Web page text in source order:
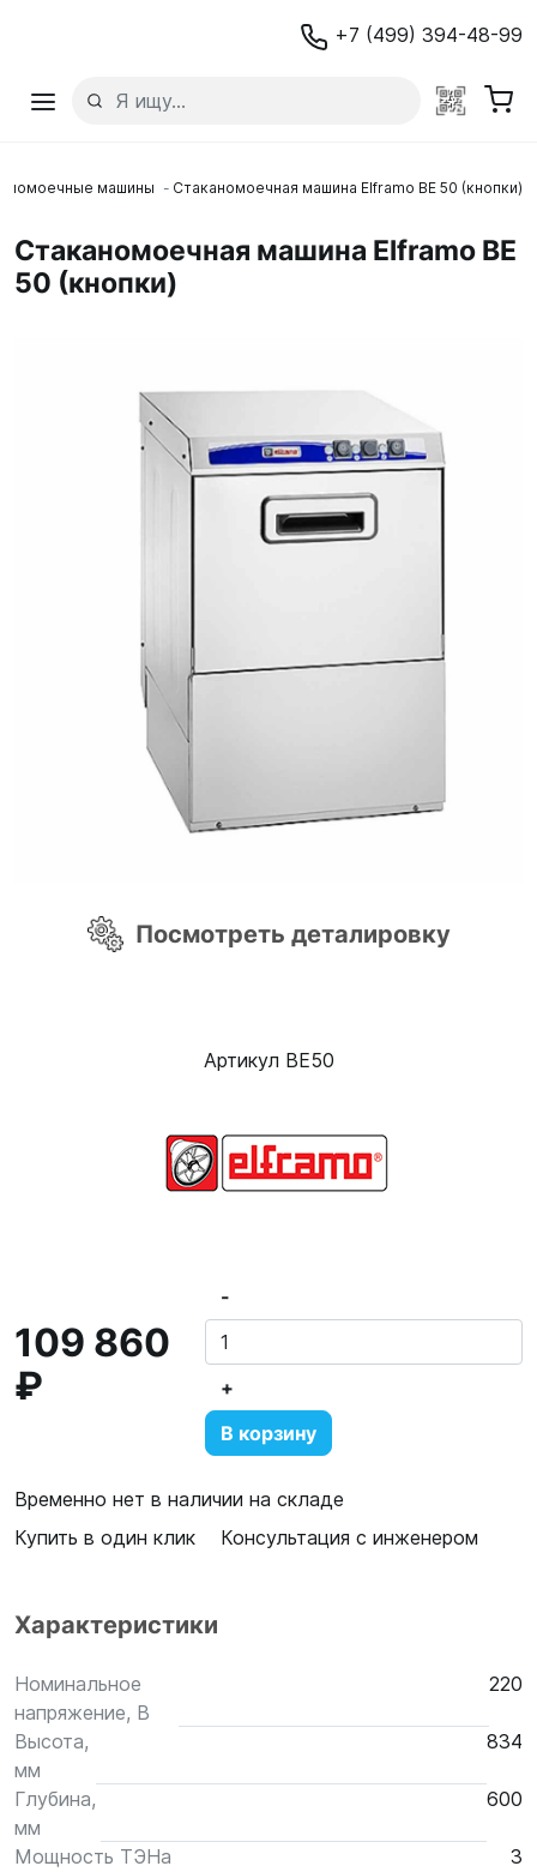
+7 (499) 394-48-99
машины Стаканомоечная машина Elframo BE 50 (кнопки)
Стаканомоечная машина Elframo BE
50 (кнопки)
Посмотреть деталировку
Артикул BE50
109 860
₽
-
+
В корзину
Временно нет в наличии на складе
Купить в один клик
Консультация с инженером
Характеристики
Номинальное
напряжение, В
220
Высота,
мм
834
Глубина,
мм
600
Мощность ТЭНа
3